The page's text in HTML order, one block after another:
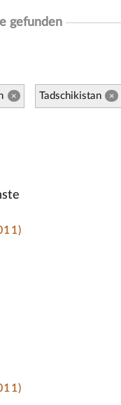
gefunden
× Tadschikistan ×